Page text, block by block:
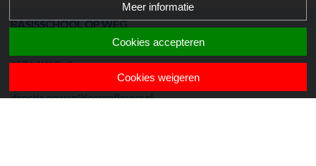
BASISSCHOOL OP WEG
Prinses Beatrixstraat 55
6576 AW Ooij
directie.opweg@leerenfloreer.nl
Meer informatie
Cookies accepteren
Cookies weigeren